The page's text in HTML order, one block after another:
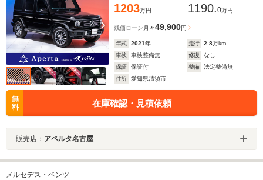
1203万円 1190.0万円
残価ローン 月々49,900円
年式 2021年 走行 2.8万km
車検
車検整備無 修復
なし
保証
保証付 整備
法定整備無
住所
愛知県清須市
無
料
在庫確認・見積依頼
販売店： アペルタ名古屋
メルセデス・ベンツ